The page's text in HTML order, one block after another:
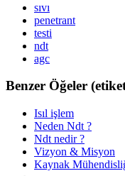
sıvı
penetrant
testi
ndt
agc
Benzer Öğeler
Isıl işlem
Neden Ndt ?
Ndt nedir ?
Vizyon & Misyon
Kaynak